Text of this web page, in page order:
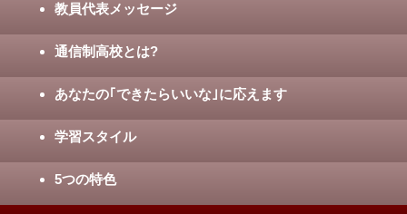
教員代表メッセージ
通信制高校とは?
あなたの｢できたらいいな｣に応えます
学習スタイル
5つの特色